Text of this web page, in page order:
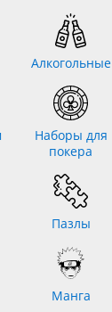
Алкогольные
Наборы для
покера
Пазлы
Манга